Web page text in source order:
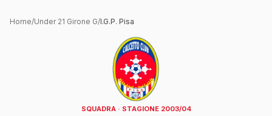
Home/Under 21 Girone G/I.G.P. Pisa
SQUADRA · STAGIONE 2003/04